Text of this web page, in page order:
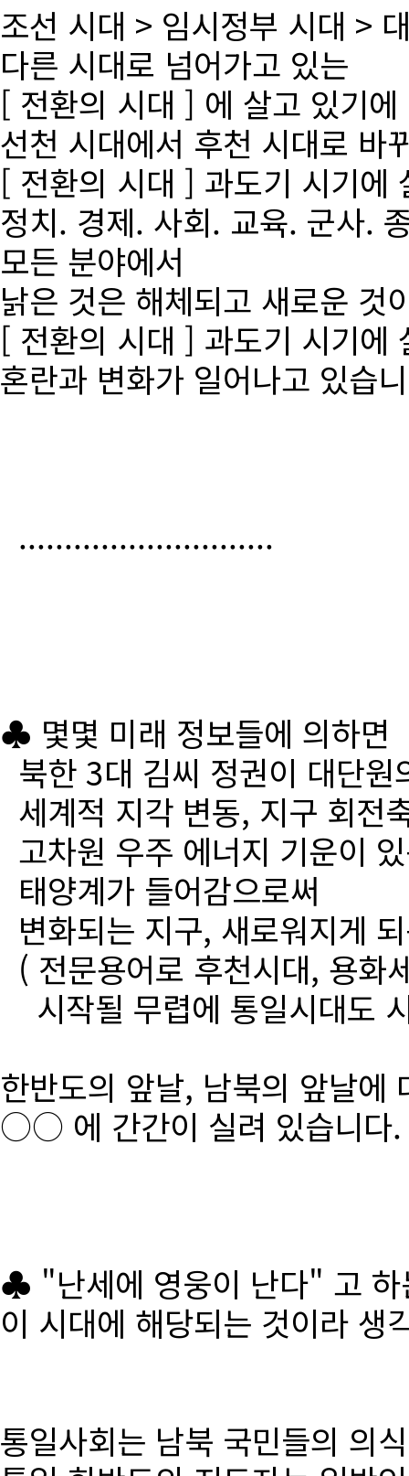
조선 시대 > 임시정부 시대 >
다른 시대로 넘어가고 있는
[ 전환의 시대 ] 에 살고 있기에
선천 시대에서 후천 시대로 바
[ 전환의 시대 ] 과도기 시기에
정치. 경제. 사회. 교육. 군사.
모든 분야에서
낡은 것은 해체되고 새로운 것
[ 전환의 시대 ] 과도기 시기에
혼란과 변화가 일어나고 있습
............................
♣ 몇몇 미래 정보들에 의하면
북한 3대 김씨 정권이 대단
세계적 지각 변동, 지구 회전
고차원 우주 에너지 기운이
태양계가 들어감으로써
변화되는 지구, 새로워지게
( 전문용어로 후천시대, 용화
시작될 무렵에 통일시대도
한반도의 앞날, 남북의 앞날에
○○ 에 간간이 실려 있습니다.
♣ "난세에 영웅이 난다" 고 하
이 시대에 해당되는 것이라 생
통일사회는 남북 국민들의 의